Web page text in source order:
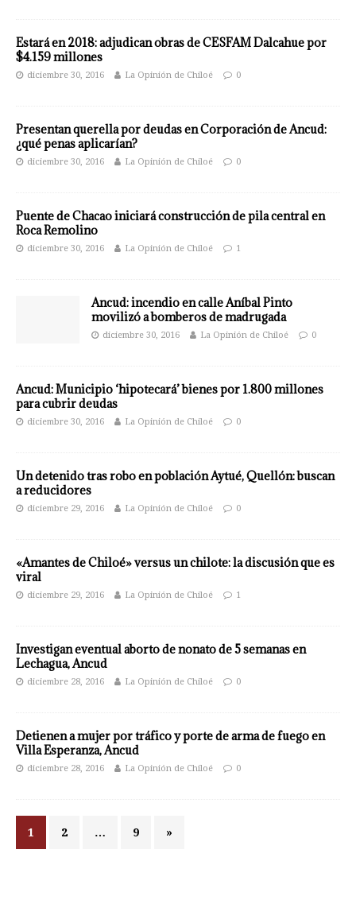
Estará en 2018: adjudican obras de CESFAM Dalcahue por
$4.159 millones
diciembre 30, 2016 La Opinión de Chiloé 0
Presentan querella por deudas en Corporación de Ancud:
¿qué penas aplicarían?
diciembre 30, 2016 La Opinión de Chiloé 0
Puente de Chacao iniciará construcción de pila central en
Roca Remolino
diciembre 30, 2016 La Opinión de Chiloé 1
Ancud: incendio en calle Aníbal Pinto
movilizó a bomberos de madrugada
diciembre 30, 2016 La Opinión de Chiloé 0
Ancud: Municipio ‘hipotecará’ bienes por 1.800 millones
para cubrir deudas
diciembre 30, 2016 La Opinión de Chiloé 0
Un detenido tras robo en población Aytué, Quellón: buscan
a reducidores
diciembre 29, 2016 La Opinión de Chiloé 0
«Amantes de Chiloé» versus un chilote: la discusión que es
viral
diciembre 29, 2016 La Opinión de Chiloé 1
Investigan eventual aborto de nonato de 5 semanas en
Lechagua, Ancud
diciembre 28, 2016 La Opinión de Chiloé 0
Detienen a mujer por tráfico y porte de arma de fuego en
Villa Esperanza, Ancud
diciembre 28, 2016 La Opinión de Chiloé 0
1 2 … 9 »